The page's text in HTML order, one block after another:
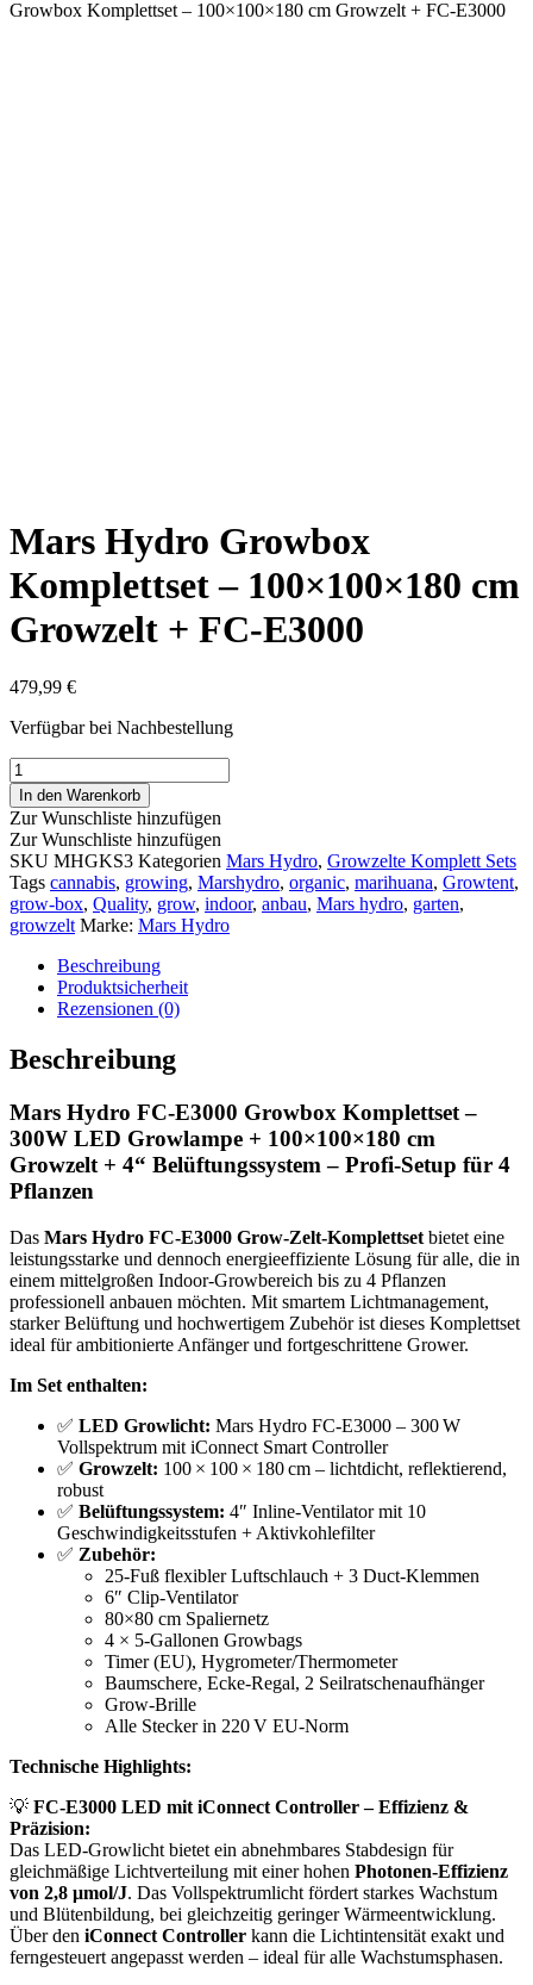
Growbox Komplettset – 100×100×180 cm Growzelt + FC-E3000
Mars Hydro Growbox
Komplettset – 100×100×180 cm
Growzelt + FC-E3000
479,99 €
Verfügbar bei Nachbestellung
Mars
Hydro
Growbox
Komplettset
–
100×100×180
cm
Growzelt
+
E3000
Menge
In den Warenkorb
Zur Wunschliste hinzufügen
Zur Wunschliste hinzufügen
SKU MHGKS3 Kategorien Mars Hydro, Growzelte Komplett Sets
Tags cannabis, growing, Marshydro, organic, marihuana, Growtent,
grow-box, Quality, grow, indoor, anbau, Mars hydro, garten,
growzelt Marke: Mars Hydro
Beschreibung
Produktsicherheit
Rezensionen (0)
Beschreibung
Mars Hydro FC-E3000 Growbox Komplettset –
300W LED Growlampe + 100×100×180 cm
Growzelt + 4“ Belüftungssystem – Profi-Setup für 4
Pflanzen
Das Mars Hydro FC-E3000 Grow-Zelt-Komplettset bietet eine
leistungsstarke und dennoch energieeffiziente Lösung für alle, die in
einem mittelgroßen Indoor-Growbereich bis zu 4 Pflanzen
professionell anbauen möchten. Mit smartem Lichtmanagement,
starker Belüftung und hochwertigem Zubehör ist dieses Komplettset
ideal für ambitionierte Anfänger und fortgeschrittene Grower.
Im Set enthalten:
✅ LED Growlicht: Mars Hydro FC-E3000 – 300 W
Vollspektrum mit iConnect Smart Controller
✅ Growzelt: 100 × 100 × 180 cm – lichtdicht, reflektierend,
robust
✅ Belüftungssystem: 4″ Inline-Ventilator mit 10
Geschwindigkeitsstufen + Aktivkohlefilter
✅ Zubehör:
25-Fuß flexibler Luftschlauch + 3 Duct-Klemmen
6″ Clip-Ventilator
80×80 cm Spaliernetz
4 × 5-Gallonen Growbags
Timer (EU), Hygrometer/Thermometer
Baumschere, Ecke-Regal, 2 Seilratschenaufhänger
Grow-Brille
Alle Stecker in 220 V EU-Norm
Technische Highlights:
💡 FC-E3000 LED mit iConnect Controller – Effizienz &
Präzision:
Das LED-Growlicht bietet ein abnehmbares Stabdesign für
gleichmäßige Lichtverteilung mit einer hohen Photonen-Effizienz
von 2,8 μmol/J. Das Vollspektrumlicht fördert starkes Wachstum
und Blütenbildung, bei gleichzeitig geringer Wärmeentwicklung.
Über den iConnect Controller kann die Lichtintensität exakt und
ferngesteuert angepasst werden – ideal für alle Wachstumsphasen.